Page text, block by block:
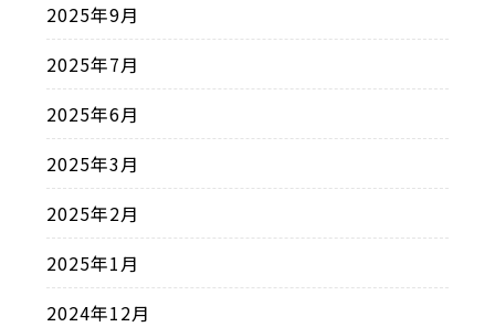
2025年9月
2025年7月
2025年6月
2025年3月
2025年2月
2025年1月
2024年12月